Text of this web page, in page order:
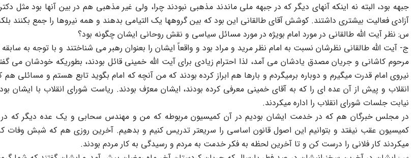
جبهه بود، البته نه اینکه آنهای دیگر که در جبهه ملی ماندند مذهبی نبودند چرا، ولی غیر مذهبی هم در بین آنها بود
آزادی فعالیت بیشتری داشتند. کوشش آقای طالقانی این بود که بین گروهها یک التیامی بدهند و همه نیروها را جمع بکنند
س: نظر آیت الله طالقانی در مورد امام بویژه در مورد مسائل سیاسی و نقش روحانی ایشان چگونه بود؟
ج- آیت الله طالقانی نظرشان نسبت به امام نظر مرید و مراد بود و واقعاً ایشان را بعنوان رهبر می شناختند و با توجه به
مرحوم کاشانی و جریان مصدق یادشان می آمد، لذا احترام زیادی برای آیت الله خمینی قائل بودند، بطوریکه خودشان می
نیروی امام قدرت میگیرم و دوباره برمیگردم و بارها هم ابراز کرده بودند که من آنچه که امام بگوید تابع هستم و
انقلاب و پیش از آن عده ای را که به آقای خمینی معرفی کرده بودند، ایشان معرّف بودند. ریاست شورای انقلاب با ایشان
نیابت جلسات شورای انقلاب را اداره میکردند.
در مجلس خبرگان هم که در خدمت ایشان بودیم در آن کمیسیون مربوطه که من و مهندس سحابی و یک عده دیگر که در
کمیسیون عقب نیفتد و بتوانیم این اصول قانون اساسی را سریعتر تدریس کنیم و بدهیم. آخرین روزی هم که شبش
میکردند کار فلانی را درست کن و تا آخرین لحظه به فکر خدمت به مردم و رسیدگی به کار مردم بودند.